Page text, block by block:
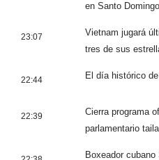
en Santo
23:07
Vietnam jugará
tres de sus
22:44 El día histórico
22:39
Cierra programa
parlamentario
Boxeador